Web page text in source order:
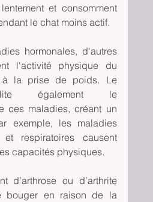
et consomment
le chat moins actif.
hormonales, d'autres
l'activité physique du
à la prise de poids. Le
également le
ces maladies, créant un
exemple, les maladies
et respiratoires causent
capacités physiques.
d’arthrose ou d’arthrite
bouger en raison de la